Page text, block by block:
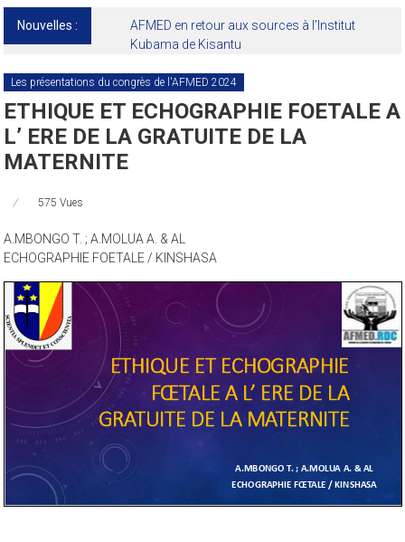
Nouvelles :
AFMED en retour aux sources à l’Institut
Kubama de Kisantu
Les présentations du congrès de l'AFMED 2024
ETHIQUE ET ECHOGRAPHIE FOETALE A
L’ ERE DE LA GRATUITE DE LA
MATERNITE
575 Vues
A.MBONGO T. ; A.MOLUA A. & AL
ECHOGRAPHIE FOETALE / KINSHASA